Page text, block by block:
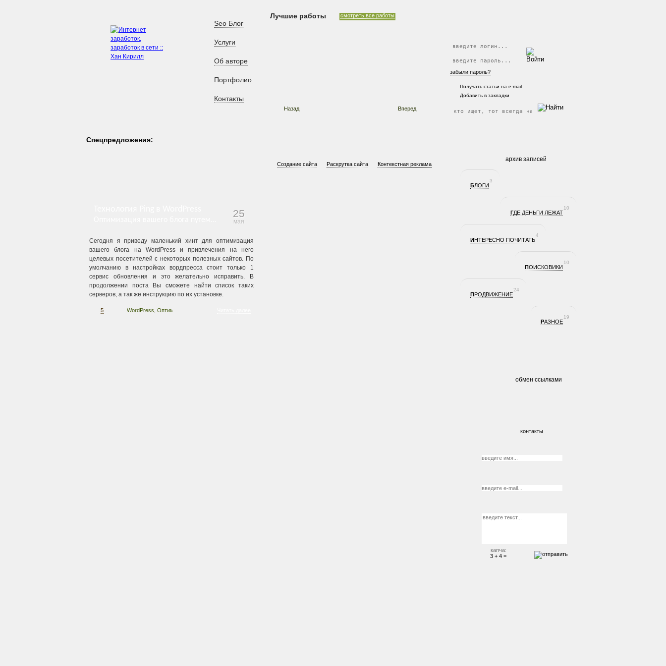
Seo Блог
Услуги
Об авторе
Портфолио
Контакты
Лучшие работы смотреть все работы
Назад Вперед
забыли пароль?
Получать статьи на e-mail
Добавить в закладки
Спецпредложения:
Создание сайта Раскрутка сайта Контекстная реклама
25
мая
Сегодня я приведу маленький хинт для оптимизация
вашего блога на WordPress и привлечения на него
целевых посетителей с некоторых полезных сайтов. По
умолчанию в настройках вордпресса стоит только 1
сервис обновления и это желательно исправить. В
продолжении поста Вы сможете найти список таких
серверов, а так же инструкцию по их установке.
5 WordPress Оптимизация
архив записей
БЛОГИ
3
ГДЕ ДЕНЬГИ ЛЕЖАТ
10
ИНТЕРЕСНО ПОЧИТАТЬ
4
ПОИСКОВИКИ
10
ПРОДВИЖЕНИЕ
24
РАЗНОЕ
19
обмен ссылками
контакты
капча:
3 + 4 =